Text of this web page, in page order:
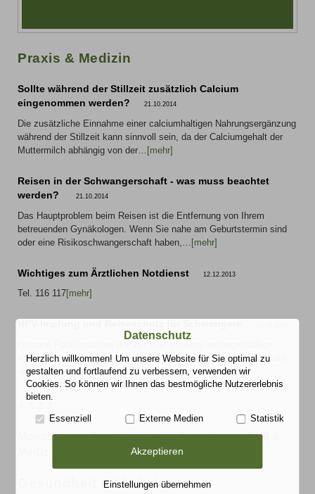
Praxis & Medizin
Sollte während der Stillzeit zusätzlich Calcium
eingenommen werden?
21.10.2014
Die zusätzliche Einnahme einer calciumhaltigen Nahrungsergänzung
während der Stillzeit kann sinnvoll sein, da der Calciumgehalt der
Muttermilch abhängig von der…
[mehr]
Reisen in der Schwangerschaft - was muss beachtet
werden?
21.10.2014
Das Hauptproblem beim Reisen ist die Entfernung von Ihrem
betreuenden Gynäkologen. Wenn Sie nahe am Geburtstermin sind
oder eine Risikoschwangerschaft haben,… [mehr]
Wichtiges zum Ärztlichen Notdienst 12.12.2013
Tel. 116 117[mehr]
Vorsorge schützen zuverlässig. HPV ist die am häufigsten sexuell
übertragbare virale…[mehr]
Monatlich wechselnde Nachrichten Gesundheit &
Gesundheit & Medizin
Datenschutz
Herzlich willkommen! Um unsere Website für Sie optimal zu
gestalten und fortlaufend zu verbessern, verwenden wir
Cookies. So können wir Ihnen das bestmögliche Nutzererlebnis
bieten.
Essenziell Externe Medien Statistik
Akzeptieren
Einstellungen übernehmen